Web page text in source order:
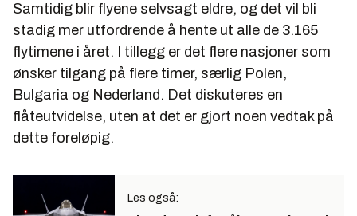
Samtidig blir flyene selvsagt eldre, og det vil bli
stadig mer utfordrende å hente ut alle de 3.165
flytimene i året. I tillegg er det flere nasjoner som
ønsker tilgang på flere timer, særlig Polen,
Bulgaria og Nederland. Det diskuteres en
flåteutvidelse, uten at det er gjort noen vedtak på
dette foreløpig.
Les også: